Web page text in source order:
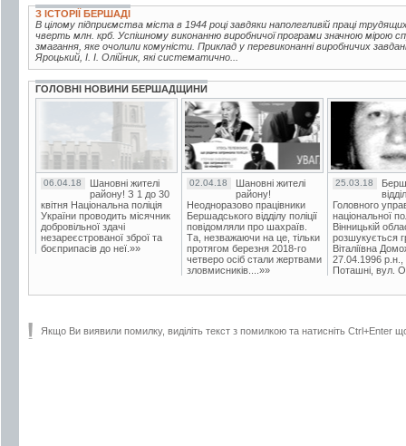
З ІСТОРІЇ БЕРШАДІ
В цілому підприємства міста в 1944 році завдяки наполегливій праці
чверть млн. крб. Успішному виконанню виробничої програми значною мірою
змагання, яке очолили комуністи. Приклад у перевиконанні виробничих
Яроцький, І. І. Олійник, які систематично...
ГОЛОВНІ НОВИНИ БЕРШАДЩИНИ
06.04.18
Шановні жителі
району! З 1 до 30
квітня Національна поліція
України проводить місячник
добровільної здачі
незареєстрованої зброї та
боєприпасів до неї.»»
02.04.18
Шановні жителі
району!
Неодноразово працівники
Бершадського відділу поліції
повідомляли про шахраїв.
Та, незважаючи на це, тільки
протягом березня 2018-го
четверо осіб стали жертвами
зловмисників....»»
25.03.18
Головного
національної
Вінницькій
розшукується
Віталіївна
27.04.1996 р.н.,
Поташні, вул.
Якщо Ви виявили помилку, виділіть текст з помилкою та натисніть Ctrl+Enter